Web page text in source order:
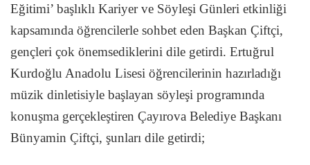
Eğitimi’ başlıklı Kariyer ve Söyleşi Günleri etkinliği
kapsamında öğrencilerle sohbet eden Başkan Çiftçi,
gençleri çok önemsediklerini dile getirdi. Ertuğrul
Kurdoğlu Anadolu Lisesi öğrencilerinin hazırladığı
müzik dinletisiyle başlayan söyleşi programında
konuşma gerçekleştiren Çayırova Belediye Başkanı
Bünyamin Çiftçi, şunları dile getirdi;